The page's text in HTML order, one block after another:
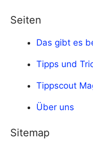
Seiten
Das gibt es
Tipps und
Tippscout
Über uns
Sitemap